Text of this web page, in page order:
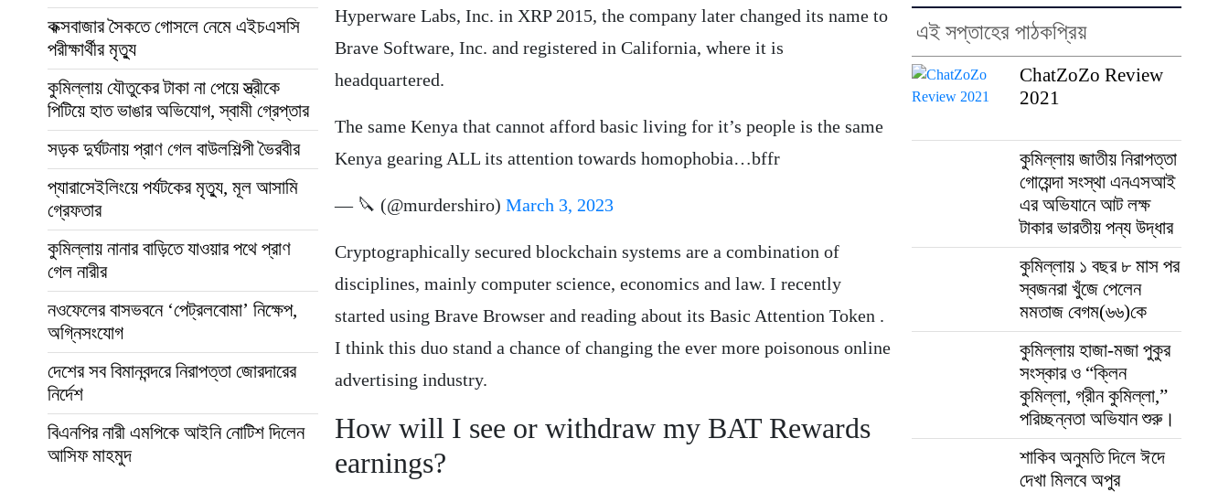
কক্সবাজার সৈকতে গোসলে নেমে এইচএসসি
পরীক্ষার্থীর মৃত্যু
কুমিল্লায় যৌতুকের টাকা না পেয়ে স্ত্রীকে
পিটিয়ে হাত ভাঙার অভিযোগ, স্বামী গ্রেপ্তার
সড়ক দুর্ঘটনায় প্রাণ গেল বাউলশিল্পী ভৈরবীর
প্যারাসেইলিংয়ে পর্যটকের মৃত্যু, মূল আসামি
গ্রেফতার
কুমিল্লায় নানার বাড়িতে যাওয়ার পথে প্রাণ
গেল নারীর
নওফেলের বাসভবনে ‘পেট্রলবোমা’ নিক্ষেপ,
অগ্নিসংযোগ
দেশের সব বিমানবন্দরে নিরাপত্তা জোরদারের
নির্দেশ
বিএনপির নারী এমপিকে আইনি নোটিশ দিলেন
আসিফ মাহমুদ
Hyperware Labs, Inc. in XRP 2015, the company later changed its name to
Brave Software, Inc. and registered in California, where it is
headquartered.
The same Kenya that cannot afford basic living for it’s people is the same
Kenya gearing ALL its attention towards homophobia…bffr
— 🔪 (@murdershiro)March 3, 2023
Cryptographically secured blockchain systems are a combination of
disciplines, mainly computer science, economics and law. I recently
started using Brave Browser and reading about its Basic Attention Token .
I think this duo stand a chance of changing the ever more poisonous online
advertising industry.
How will I see or withdraw my BAT Rewards
earnings?
এই সপ্তাহের পাঠকপ্রিয়
ChatZoZo Review
2021
কুমিল্লায় জাতীয় নিরাপত্তা
গোয়েন্দা সংস্থা এনএসআই
এর অভিযানে আট লক্ষ
টাকার ভারতীয় পন্য উদ্ধার
কুমিল্লায় ১ বছর ৮ মাস পর
স্বজনরা খুঁজে পেলেন
মমতাজ বেগম(৬৬)কে
কুমিল্লায় হাজা-মজা পুকুর
সংস্কার ও “ক্লিন
কুমিল্লা, গ্রীন কুমিল্লা,”
পরিচ্ছন্নতা অভিযান শুরু।
শাকিব অনুমতি দিলে ঈদে
দেখা মিলবে অপুর